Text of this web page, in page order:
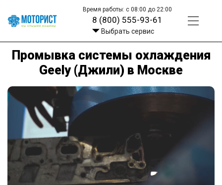
Время работы: с 08:00 до 22:00
8 (800) 555-93-61
Выбрать сервис
Промывка системы охлаждения
Geely (Джили) в Москве